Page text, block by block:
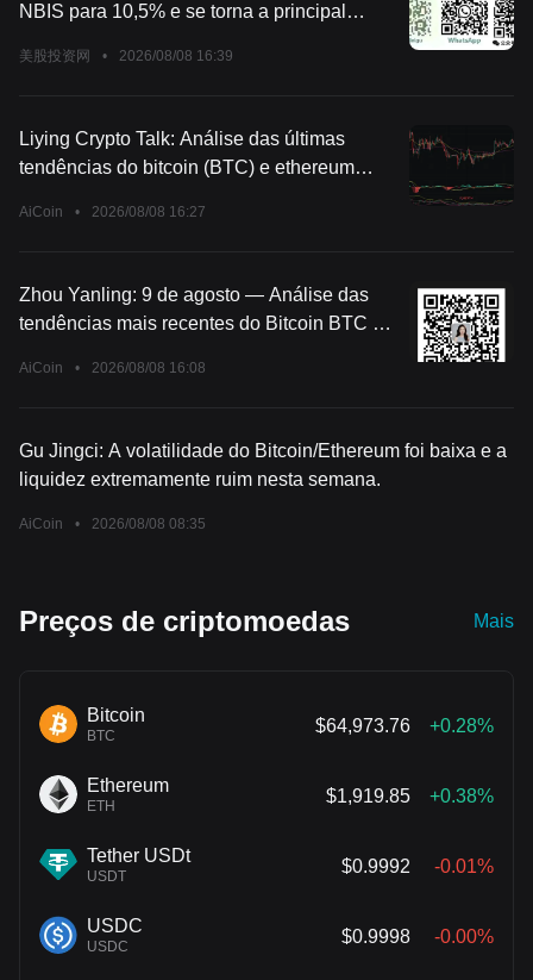
NBIS para 10,5% e se torna a principal
美股投资网 • 2026/08/08 16:39
Liying Crypto Talk: Análise das últimas
tendências do bitcoin (BTC) e ethereum
AiCoin • 2026/08/08 16:27
Zhou Yanling: 9 de agosto — Análise das
tendências mais recentes do Bitcoin BTC e
AiCoin • 2026/08/08 16:08
Gu Jingci: A volatilidade do Bitcoin/Ethereum foi baixa e a
liquidez extremamente ruim nesta semana.
AiCoin • 2026/08/08 08:35
Preços de criptomoedas Mais
Bitcoin
BTC
$64,973.76 +0.28%
Ethereum
ETH
$1,919.85 +0.38%
Tether USDt
USDT
$0.9992 -0.01%
USDC
USDC
$0.9998 -0.00%